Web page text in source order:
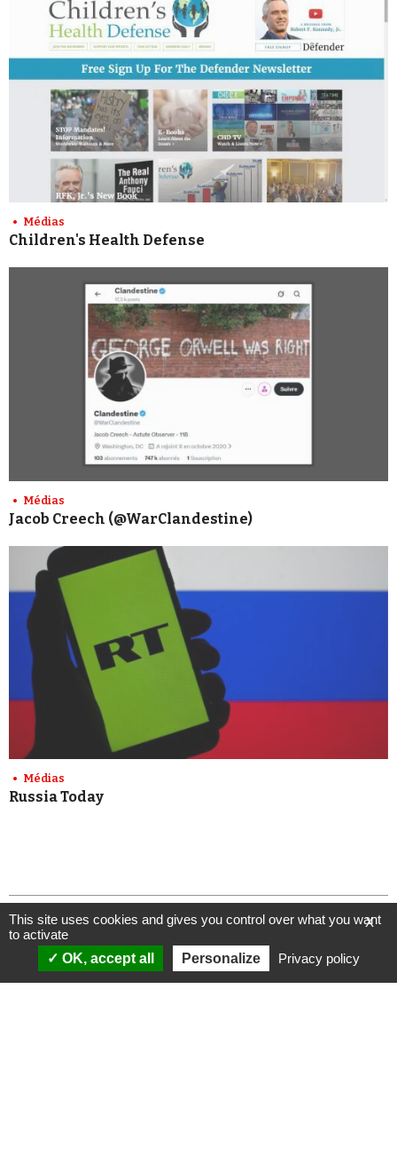
Médias
Children's Health Defense
Médias
Jacob Creech (@WarClandestine)
Médias
Russia Today
ANALYSES
VIDÉOS
X
This site uses cookies and gives you control over what you want
to activate
OK, accept all
Personalize Privacy policy